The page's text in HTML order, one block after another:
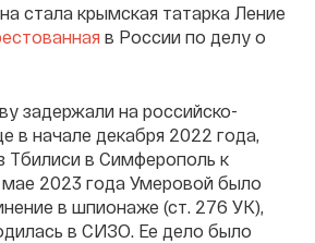
стала крымская татарка Ление
в России по делу о
задержали на российско-
в начале декабря 2022 года,
Тбилиси в Симферополь к
2023 года Умеровой было
в шпионаже (ст. 276 УК),
в СИЗО. Ее дело было